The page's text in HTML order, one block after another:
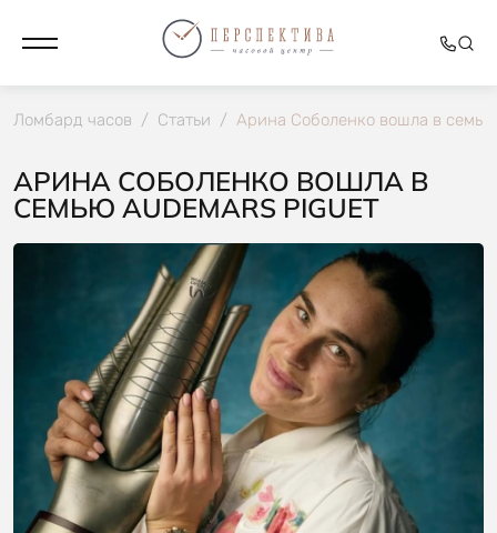
Ломбард часов / Статьи / Арина Соболенко вошла в
АРИНА СОБОЛЕНКО ВОШЛА В
СЕМЬЮ AUDEMARS PIGUET